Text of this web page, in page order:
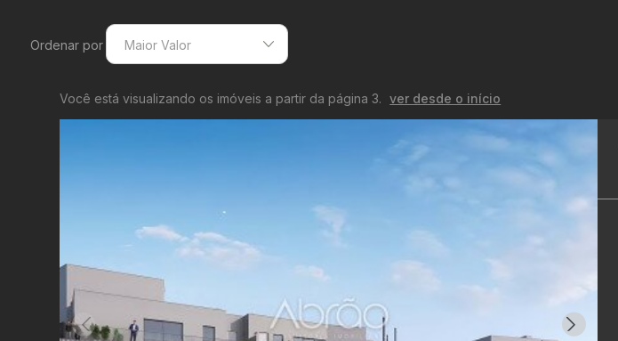
Ordenar por Maior Valor
Maior Valor
Você está visualizando os imóveis a partir da página 3. ver desde o início